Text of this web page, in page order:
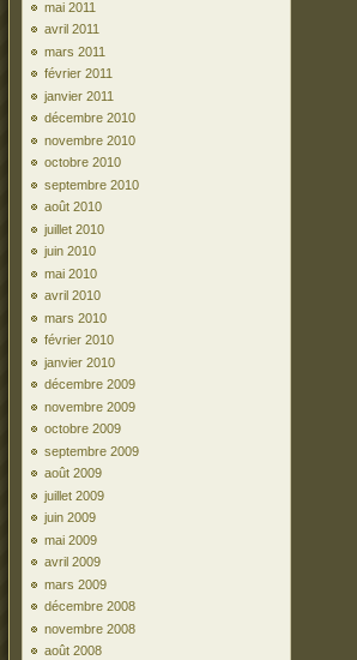
mai 2011
avril 2011
mars 2011
février 2011
janvier 2011
décembre 2010
novembre 2010
octobre 2010
septembre 2010
août 2010
juillet 2010
juin 2010
mai 2010
avril 2010
mars 2010
février 2010
janvier 2010
décembre 2009
novembre 2009
octobre 2009
septembre 2009
août 2009
juillet 2009
juin 2009
mai 2009
avril 2009
mars 2009
décembre 2008
novembre 2008
août 2008